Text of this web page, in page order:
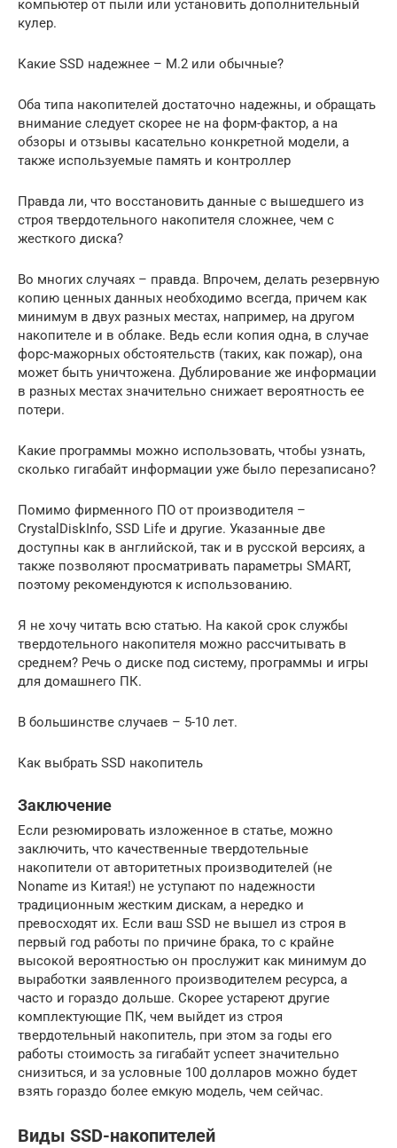
компьютер от пыли или установить дополнительный
кулер.
Какие SSD надежнее – M.2 или обычные?
Оба типа накопителей достаточно надежны, и обращать
внимание следует скорее не на форм-фактор, а на
обзоры и отзывы касательно конкретной модели, а
также используемые память и контроллер
Правда ли, что восстановить данные с вышедшего из
строя твердотельного накопителя сложнее, чем с
жесткого диска?
Во многих случаях – правда. Впрочем, делать резервную
копию ценных данных необходимо всегда, причем как
минимум в двух разных местах, например, на другом
накопителе и в облаке. Ведь если копия одна, в случае
форс-мажорных обстоятельств (таких, как пожар), она
может быть уничтожена. Дублирование же информации
в разных местах значительно снижает вероятность ее
потери.
Какие программы можно использовать, чтобы узнать,
сколько гигабайт информации уже было перезаписано?
Помимо фирменного ПО от производителя –
CrystalDiskInfo, SSD Life и другие. Указанные две
доступны как в английской, так и в русской версиях, а
также позволяют просматривать параметры SMART,
поэтому рекомендуются к использованию.
Я не хочу читать всю статью. На какой срок службы
твердотельного накопителя можно рассчитывать в
среднем? Речь о диске под систему, программы и игры
для домашнего ПК.
В большинстве случаев – 5-10 лет.
Как выбрать SSD накопитель
Заключение
Если резюмировать изложенное в статье, можно
заключить, что качественные твердотельные
накопители от авторитетных производителей (не
Noname из Китая!) не уступают по надежности
традиционным жестким дискам, а нередко и
превосходят их. Если ваш SSD не вышел из строя в
первый год работы по причине брака, то с крайне
высокой вероятностью он прослужит как минимум до
выработки заявленного производителем ресурса, а
часто и гораздо дольше. Скорее устареют другие
комплектующие ПК, чем выйдет из строя
твердотельный накопитель, при этом за годы его
работы стоимость за гигабайт успеет значительно
снизиться, и за условные 100 долларов можно будет
взять гораздо более емкую модель, чем сейчас.
Виды SSD-накопителей